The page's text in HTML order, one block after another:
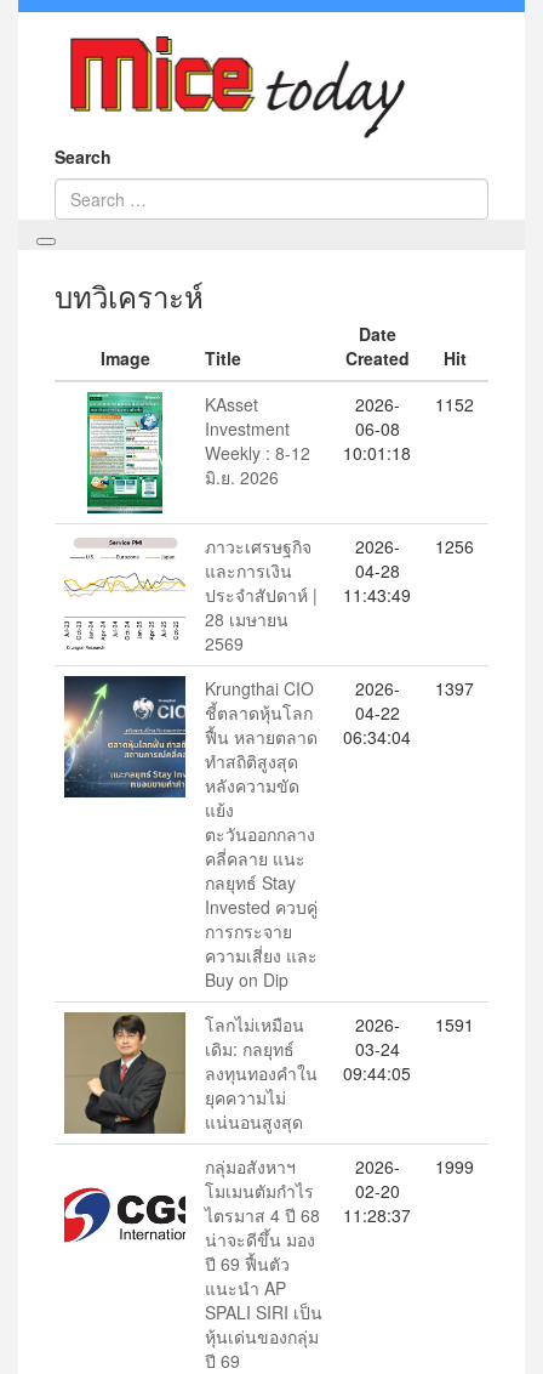
Search
บทวิเคราะห์
Image Title
Date
Created
Hit
KAsset
Investment
Weekly : 8-12
มิ.ย. 2026
2026-
06-08
10:01:18
1152
ภาวะเศรษฐกิจ
และการเงิน
ประจำสัปดาห์ |
28 เมษายน
2569
2026-
04-28
11:43:49
1256
Krungthai CIO
ชี้ตลาดหุ้นโลก
ฟื้น หลายตลาด
ทำสถิติสูงสุด
หลังความขัด
แย้ง
ตะวันออกกลาง
คลี่คลาย แนะ
กลยุทธ์ Stay
Invested ควบคู่
การกระจาย
ความเสี่ยง และ
Buy on Dip
2026-
04-22
06:34:04
1397
โลกไม่เหมือน
เดิม: กลยุทธ์
ลงทุนทองคำใน
ยุคความไม่
แน่นอนสูงสุด
2026-
03-24
09:44:05
1591
กลุ่มอสังหาฯ
โมเมนตัมกำไร
ไตรมาส 4 ปี 68
น่าจะดีขึ้น มอง
ปี 69 ฟื้นตัว
แนะนำ AP
SPALI SIRI เป็น
หุ้นเด่นของกลุ่ม
ปี 69
2026-
02-20
11:28:37
1999